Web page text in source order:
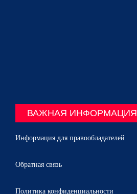
ВАЖНАЯ ИНФОРМАЦИЯ
Информация для правообладателей
Обратная связь
Политика конфиденциальности